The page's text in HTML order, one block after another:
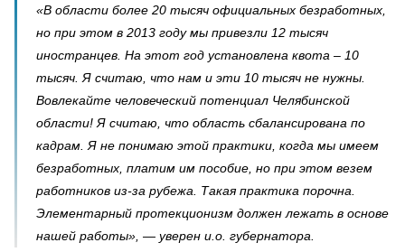
«В области более 20 тысяч официальных безработных,
но при этом в 2013 году мы привезли 12 тысяч
иностранцев. На этот год установлена квота – 10
тысяч. Я считаю, что нам и эти 10 тысяч не нужны.
Вовлекайте человеческий потенциал Челябинской
области! Я считаю, что область сбалансирована по
кадрам. Я не понимаю этой практики, когда мы имеем
безработных, платим им пособие, но при этом везем
работников из-за рубежа. Такая практика порочна.
Элементарный протекционизм должен лежать в основе
нашей работы», — уверен и.о. губернатора.